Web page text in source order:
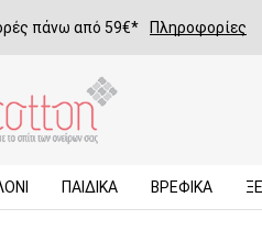
πάνω από 59€* Πληροφορίες
ΠΑΙΔΙΚΆ ΒΡΕΦΙΚΆ